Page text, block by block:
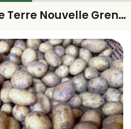
Pommes de Terre Nouvelle Grenaille